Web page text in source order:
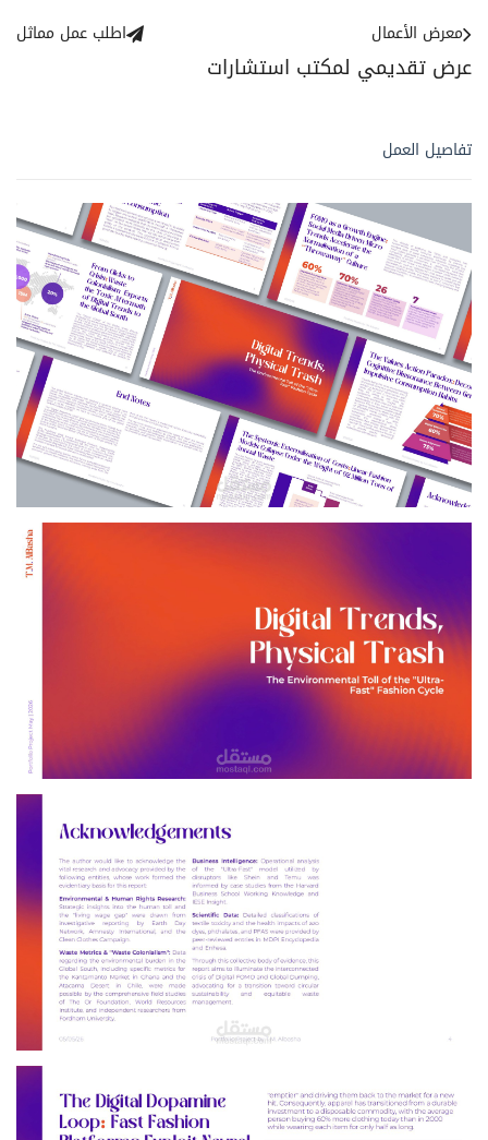
عرض تقديمي لمكتب استشارات
معرض الأعمال اطلب عمل مماثل
تفاصيل العمل